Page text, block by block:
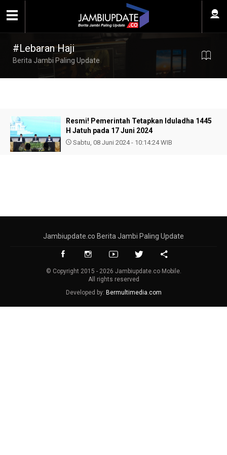
#Lebaran Haji
Berita Jambi Paling Update
Resmi! Pemerintah Tetapkan Iduladha 1445
H Jatuh pada 17 Juni 2024
Sabtu, 08 Juni 2024 - 10:14:24 WIB
Jambiupdate.co Berita Jambi Paling Update
© Copyright 2015 - 2026 Jambiupdate.co Mobile.
All rights reserved
Developed by: Bermultimedia.com